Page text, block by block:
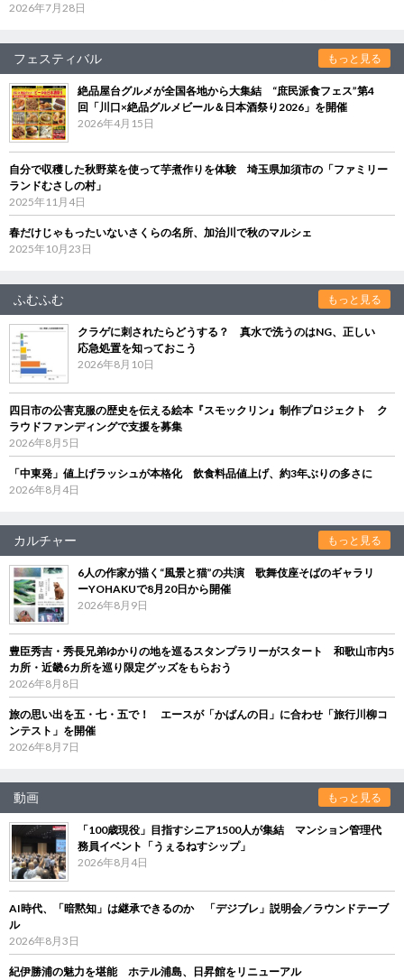
2026年7月28日
フェスティバル もっと見る
絶品屋台グルメが全国各地から大集結 “庶民派食フェス”第4
回「川口×絶品グルメビール＆日本酒祭り2026」を開催
2026年4月15日
自分で収穫した秋野菜を使って芋煮作りを体験 埼玉県加須市の「ファミリー
ランドむさしの村」
2025年11月4日
春だけじゃもったいないさくらの名所、加治川で秋のマルシェ
2025年10月23日
ふむふむ もっと見る
クラゲに刺されたらどうする？ 真水で洗うのはNG、正しい
応急処置を知っておこう
2026年8月10日
四日市の公害克服の歴史を伝える絵本『スモックリン』制作プロジェクト ク
ラウドファンディングで支援を募集
2026年8月5日
「中東発」値上げラッシュが本格化 飲食料品値上げ、約3年ぶりの多さに
2026年8月4日
カルチャー もっと見る
6人の作家が描く“風景と猫”の共演 歌舞伎座そばのギャラリ
ーYOHAKUで8月20日から開催
2026年8月9日
豊臣秀吉・秀長兄弟ゆかりの地を巡るスタンプラリーがスタート 和歌山市内5
カ所・近畿6カ所を巡り限定グッズをもらおう
2026年8月8日
旅の思い出を五・七・五で！ エースが「かばんの日」に合わせ「旅行川柳コ
ンテスト」を開催
2026年8月7日
動画 もっと見る
「100歳現役」目指すシニア1500人が集結 マンション管理代
務員イベント「うぇるねすシップ」
2026年8月4日
AI時代、「暗黙知」は継承できるのか 「デジブレ」説明会／ラウンドテーブ
ル
2026年8月3日
紀伊勝浦の魅力を堪能 ホテル浦島、日昇館をリニューアル